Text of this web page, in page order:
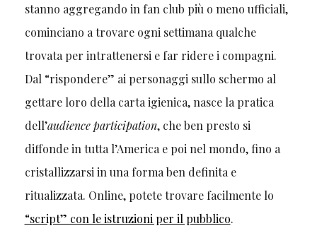
stanno aggregando in fan club più o meno ufficiali,
cominciano a trovare ogni settimana qualche
trovata per intrattenersi e far ridere i compagni.
Dal “rispondere” ai personaggi sullo schermo al
gettare loro della carta igienica, nasce la pratica
dell’audience participation, che ben presto si
diffonde in tutta l’America e poi nel mondo, fino a
cristallizzarsi in una forma ben definita e
ritualizzata. Online, potete trovare facilmente lo
“script” con le istruzioni per il pubblico.